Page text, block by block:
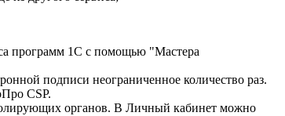
программ 1С с помощью "Мастера
подписи неограниченное количество раз.
CSP.
органов. В Личный кабинет можно